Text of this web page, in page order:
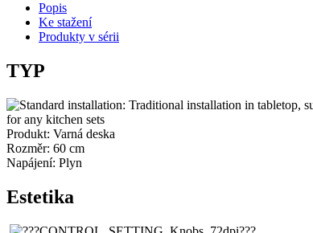
Popis
Ke stažení
Produkty v sérii
TYP
Produkt: Varná deska
Rozměr: 60 cm
Napájení: Plyn
Estetika